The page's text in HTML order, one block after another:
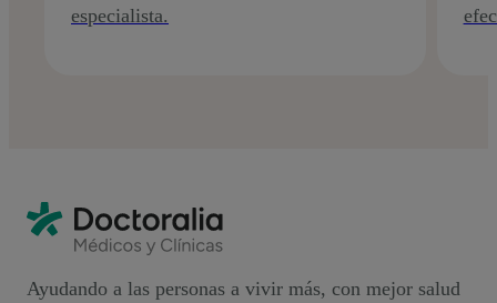
especialista.
Ayudando a las personas a vivir más, con mejor salud